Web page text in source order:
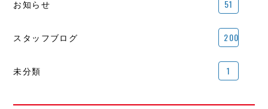
お知らせ 51
スタッフブログ 200
未分類 1